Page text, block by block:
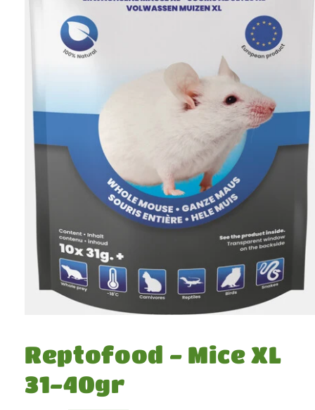
1
в
окне
Reptofood - Mice XL
31-40gr